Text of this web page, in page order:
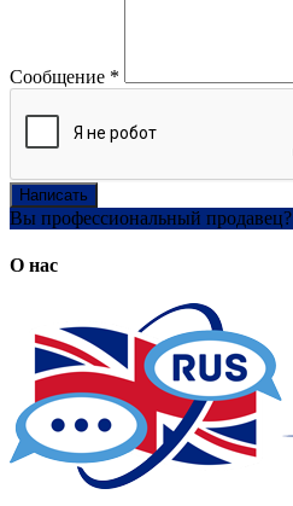
Сообщение *
Написать
Вы профессиональный продавец?
О нас